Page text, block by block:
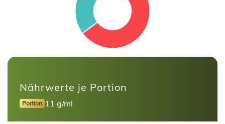
Nährwerte je Portion
Portion 11 g/ml